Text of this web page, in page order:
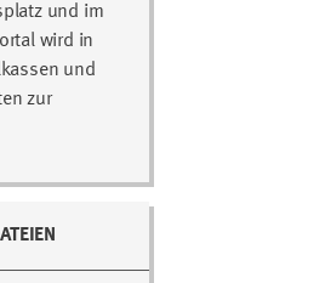
und im
wird in
und
zur